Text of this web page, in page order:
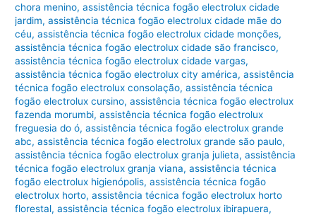
chora menino,assistência técnica fogão electrolux cidade
jardim,assistência técnica fogão electrolux cidade mãe do
céu,assistência técnica fogão electrolux cidade monções,
assistência técnica fogão electrolux cidade são francisco,
assistência técnica fogão electrolux cidade vargas,
assistência técnica fogão electrolux city américa,assistência
técnica fogão electrolux consolação,assistência técnica
fogão electrolux cursino,assistência técnica fogão electrolux
fazenda morumbi,assistência técnica fogão electrolux
freguesia do ó,assistência técnica fogão electrolux grande
abc,assistência técnica fogão electrolux grande são paulo,
assistência técnica fogão electrolux granja julieta,assistência
técnica fogão electrolux granja viana,assistência técnica
fogão electrolux higienópolis,assistência técnica fogão
electrolux horto,assistência técnica fogão electrolux horto
florestal,assistência técnica fogão electrolux ibirapuera,